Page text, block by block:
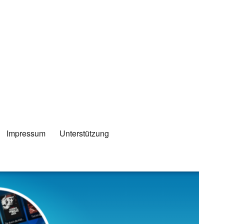
Impressum Unterstützung